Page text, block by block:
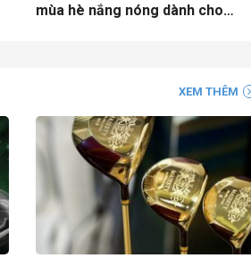
mùa hè nắng nóng dành cho
XEM THÊM